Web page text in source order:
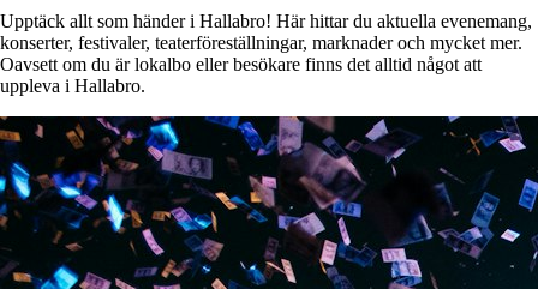
Upptäck allt som händer i Hallabro! Här hittar du aktuella evenemang,
konserter, festivaler, teaterföreställningar, marknader och mycket mer.
Oavsett om du är lokalbo eller besökare finns det alltid något att
uppleva i Hallabro.